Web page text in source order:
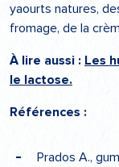
yaourts natures,
fromage, de la
À lire aussi : Les
le lactose.
Références :
Prados A.,